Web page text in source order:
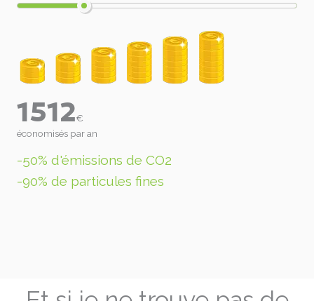
1512€
économisés par an
-50% d'émissions de CO2
-90% de particules fines